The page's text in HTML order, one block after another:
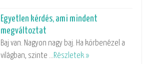
Egyetlen kérdés, ami mindent
megváltoztat
Baj van. Nagyon nagy baj. Ha körbenézel a
világban, szinte …Részletek »